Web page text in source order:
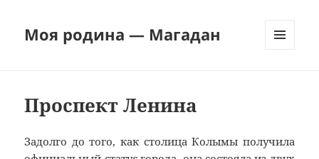
Моя родина — Магадан
Проспект Ленина
Задолго до того, как столица Колымы получила